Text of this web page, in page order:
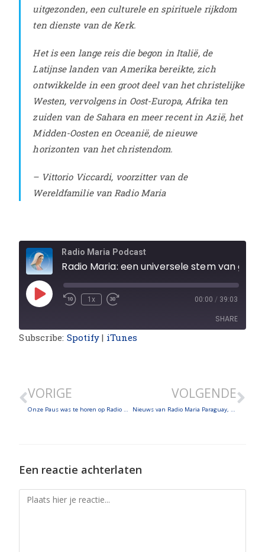
uitgezonden, een culturele en spirituele rijkdom
ten dienste van de Kerk.
Het is een lange reis die begon in Italië, de
Latijnse landen van Amerika bereikte, zich
ontwikkelde in een groot deel van het christelijke
Westen, vervolgens in Oost-Europa, Afrika ten
zuiden van de Sahara en meer recent in Azië, het
Midden-Oosten en Oceanië, de nieuwe
horizonten van het christendom.
– Vittorio Viccardi, voorzitter van de
Wereldfamilie van Radio Maria
Radio Maria Podcast
1x 00:00 / 39:03
SHARE
Subscribe: Spotify | iTunes
VORIGE
Onze Paus was te horen op Radio Maria Peru!
VOLGENDE
Nieuws van Radio Maria Paraguay, Chili en Radio Mariam – Commentaar van Padre Livio op de boodschap van Onze-Lieve-Vrouw, Koningin van de Vrede
Een reactie achterlaten